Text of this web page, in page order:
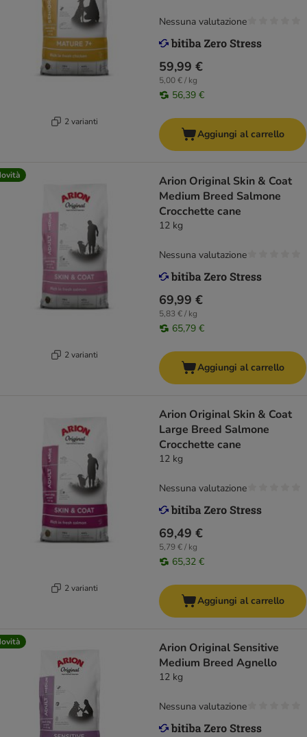
2 varianti
59,99 €
5,00 € / kg
56,39 €
Nessuna valutazione
Aggiungi al carrello
2 varianti
Arion Original Skin & Coat
Medium Breed Salmone
Crocchette cane
12 kg
69,99 €
5,83 € / kg
65,79 €
Nessuna valutazione
Aggiungi al carrello
2 varianti
Arion Original Skin & Coat
Large Breed Salmone
Crocchette cane
12 kg
69,49 €
5,79 € / kg
65,32 €
Nessuna valutazione
Aggiungi al carrello
Arion Original Sensitive
Medium Breed Agnello
12 kg
Nessuna valutazione